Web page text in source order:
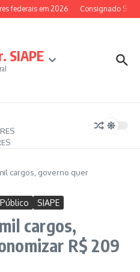
federais em 2026 Consignado
SIAPE
cargos, governo quer
SIAPE
cargos,
R$ 209